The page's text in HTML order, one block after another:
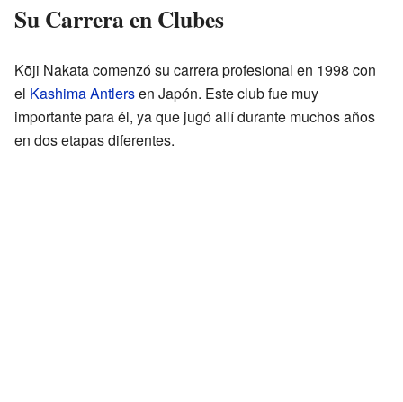
Su Carrera en Clubes
Kōji Nakata comenzó su carrera profesional en 1998 con
el Kashima Antlersen Japón. Este club fue muy
importante para él, ya que jugó allí durante muchos años
en dos etapas diferentes.